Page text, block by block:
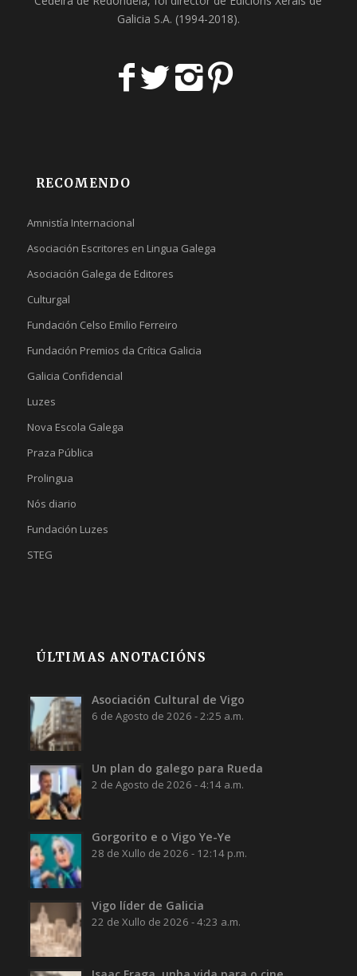
Galicia S.A. (1994-2018).
RECOMENDO
Amnistía Internacional
Asociación Escritores en Lingua Galega
Asociación Galega de Editores
Culturgal
Fundación Celso Emilio Ferreiro
Fundación Premios da Crítica Galicia
Galicia Confidencial
Luzes
Nova Escola Galega
Praza Pública
Prolingua
Nós diario
Fundación Luzes
STEG
ÚLTIMAS ANOTACIÓNS
Asociación Cultural de Vigo
6 de Agosto de 2026 - 2:25 a.m.
Un plan do galego para Rueda
2 de Agosto de 2026 - 4:14 a.m.
Gorgorito e o Vigo Ye-Ye
28 de Xullo de 2026 - 12:14 p.m.
Vigo líder de Galicia
22 de Xullo de 2026 - 4:23 a.m.